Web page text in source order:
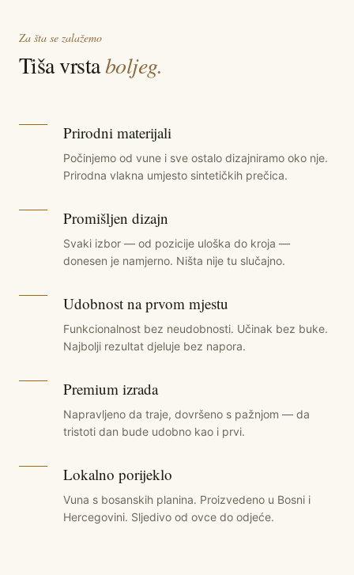
Za šta se zalažemo
Tiša vrstaboljeg.
Prirodni materijali
Počinjemo od vune i sve ostalo dizajniramo oko nje.
Prirodna vlakna umjesto sintetičkih prečica.
Promišljen dizajn
Svaki izbor — od pozicije uloška do kroja —
donesen je namjerno. Ništa nije tu slučajno.
Udobnost na prvom mjestu
Funkcionalnost bez neudobnosti. Učinak bez buke.
Najbolji rezultat djeluje bez napora.
Premium izrada
Napravljeno da traje, dovršeno s pažnjom — da
tristoti dan bude udobno kao i prvi.
Lokalno porijeklo
Vuna s bosanskih planina. Proizvedeno u Bosni i
Hercegovini. Sljedivo od ovce do odjeće.